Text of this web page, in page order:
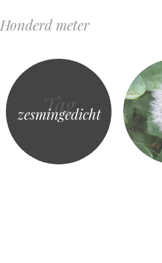
Honderd meter
Tag
zesmingedicht